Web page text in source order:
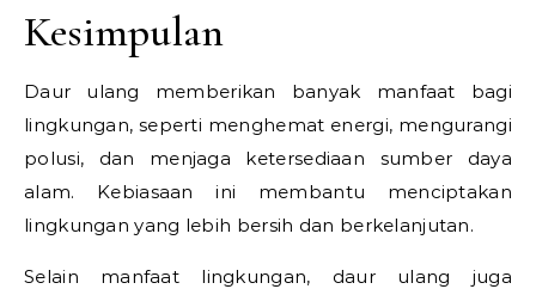
Kesimpulan
Daur ulang memberikan banyak manfaat bagi
lingkungan, seperti menghemat energi, mengurangi
polusi, dan menjaga ketersediaan sumber daya
alam. Kebiasaan ini membantu menciptakan
lingkungan yang lebih bersih dan berkelanjutan.
Selain manfaat lingkungan, daur ulang juga